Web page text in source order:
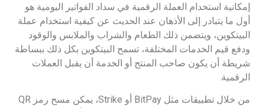
إمكانية استخدام العملة الرقمية في سداد الفواتير اليومية هو
أول ما يتبادر إلى الأذهان عند الحديث عن كيفية استخدام عملة
البيتكوين، ويتضمن ذلك الطعام والشراب والملابس والوقود
ودفع قيم الخدمات المختلفة، تسمح البيتكوين بكل ذلك ببساطة
شريطة أن يكون صاحب المنتج أو الخدمة أن يقبل العملات
الرقمية.
من خلال تطبيقات مثل BitPay أو Strike، يمكن مسح رمز QR